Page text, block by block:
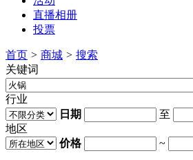
直播相册
投票
首页 > 商城 > 搜索
关键词
行业
日期
至
地区
价格
~